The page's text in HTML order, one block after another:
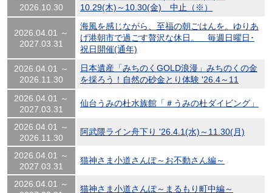
2026.10.30
10.29(木)～10.30(金) 中止（※）
2026.04.01 ～
2027.03.31
海風を感じながら、至福の朝ごはんを。ゆりあ
げ港朝市で過ごす贅沢な休日。 毎週日曜日･
祝日開催(通年)
2026.04.01 ～
2026.11.30
日本遺産「みちのくGOLD浪漫」みちのくの金
を採ろう！自然の砂金とり体験 '26.4～11
2026.04.01 ～
2027.03.31
仙台うみの杜水族館「＃うみの杜ダイビング」
2026.04.01 ～
2026.11.30
阿武隈ライン舟下り '26.4.1(水)～11.30(月)
2026.04.01 ～
2027.03.31
猫神さま小道さんぽ～お不動さん編～
2026.04.01 ～
猫神さま小道さんぽ～まるもり町中編～